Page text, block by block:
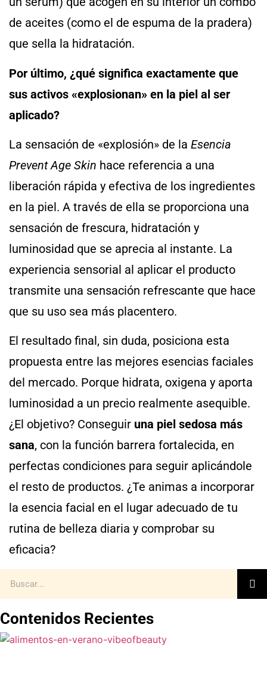
de aceites (como el de espuma de la pradera)
que sella la hidratación.
Por último, ¿qué significa exactamente que
sus activos «explosionan» en la piel al ser
aplicado?
La sensación de «explosión» de la Esencia
Prevent Age Skin hace referencia a una
liberación rápida y efectiva de los ingredientes
en la piel. A través de ella se proporciona una
sensación de frescura, hidratación y
luminosidad que se aprecia al instante. La
experiencia sensorial al aplicar el producto
transmite una sensación refrescante que hace
que su uso sea más placentero.
El resultado final, sin duda, posiciona esta
propuesta entre las mejores esencias faciales
del mercado. Porque hidrata, oxigena y aporta
luminosidad a un precio realmente asequible.
¿El objetivo? Conseguir una piel sedosa más
sana, con la función barrera fortalecida, en
perfectas condiciones para seguir aplicándole
el resto de productos. ¿Te animas a incorporar
la esencia facial en el lugar adecuado de tu
rutina de belleza diaria y comprobar su
eficacia?
Contenidos Recientes